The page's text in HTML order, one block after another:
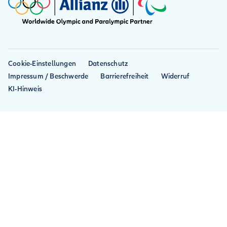
Hausratversicherung
Kfz-Haftpflicht
Reiseunfall
Cookie-Einstellungen
Datenschutz
Impressum / Beschwerde
Barrierefreiheit
Widerruf
KI-Hinweis